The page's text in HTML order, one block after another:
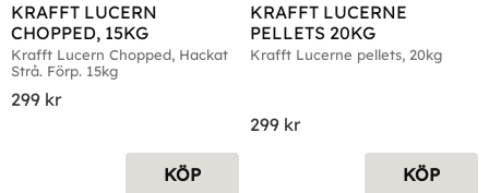
KRAFFT LUCERN
CHOPPED, 15KG
Krafft Lucern Chopped, Hackat
Strå. Förp. 15kg
299 kr
KÖP
KRAFFT LUCERNE
PELLETS 20KG
Krafft Lucerne pellets, 20kg
299 kr
KÖP